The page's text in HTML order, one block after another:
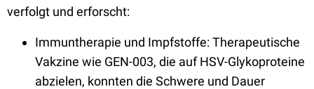
verfolgt und erforscht:
Immuntherapie und Impfstoffe: Therapeutische
Vakzine wie GEN-003, die auf HSV-Glykoproteine
abzielen, konnten die Schwere und Dauer